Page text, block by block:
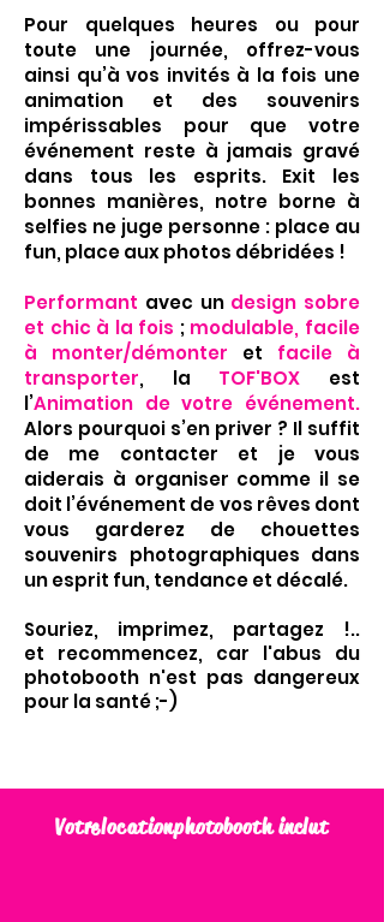
Pour quelques heures ou pour
toute une journée, offrez-vous
ainsi qu’à vos invités à la fois une
animation et des souvenirs
impérissables pour que votre
événement reste à jamais gravé
dans tous les esprits. Exit les
bonnes manières, notre borne à
selfies ne juge personne : place au
fun, place aux photos débridées !
Performant avec un design sobre
et chic à la fois ; modulable, facile
à monter/démonter et facile à
transporter, la TOF'BOX est
l’Animation de votre événement.
Alors pourquoi s’en priver ? Il suffit
de me contacter et je vous
aiderais à organiser comme il se
doit l’événement de vos rêves dont
vous garderez de chouettes
souvenirs photographiques dans
un esprit fun, tendance et décalé.
Souriez, imprimez, partagez !..
et recommencez, car l'abus du
photobooth n'est pas dangereux
pour la santé ;-)
Votrelocationphotobooth inclut